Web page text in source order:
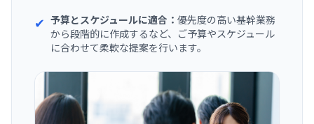
✔ 予算とスケジュールに適合： 優先度の高い基幹業務
から段階的に作成するなど、ご予算やスケジュール
に合わせて柔軟な提案を行います。